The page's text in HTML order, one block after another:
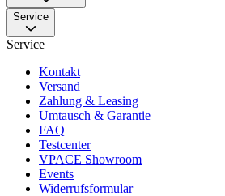
Service
Service
Kontakt
Versand
Zahlung & Leasing
Umtausch & Garantie
FAQ
Testcenter
VPACE Showroom
Events
Widerrufsformular